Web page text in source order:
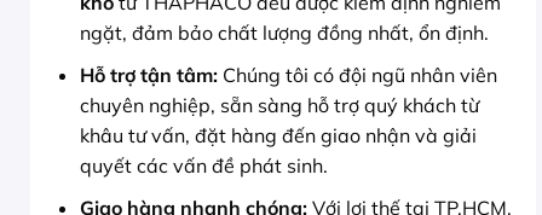
ngặt, đảm bảo chất lượng đồng nhất, ổn định.
Hỗ trợ tận tâm:Chúng tôi có đội ngũ nhân viên
chuyên nghiệp, sẵn sàng hỗ trợ quý khách từ
khâu tư vấn, đặt hàng đến giao nhận và giải
quyết các vấn đề phát sinh.
Giao hàng nhanh chóng:Với lợi thế tại TP.HCM,